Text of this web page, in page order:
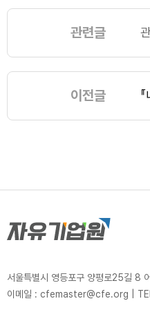
관련글
이전글
서울특별시 영등포구 양평로25길
이메일 : cfemaster@cfe.org